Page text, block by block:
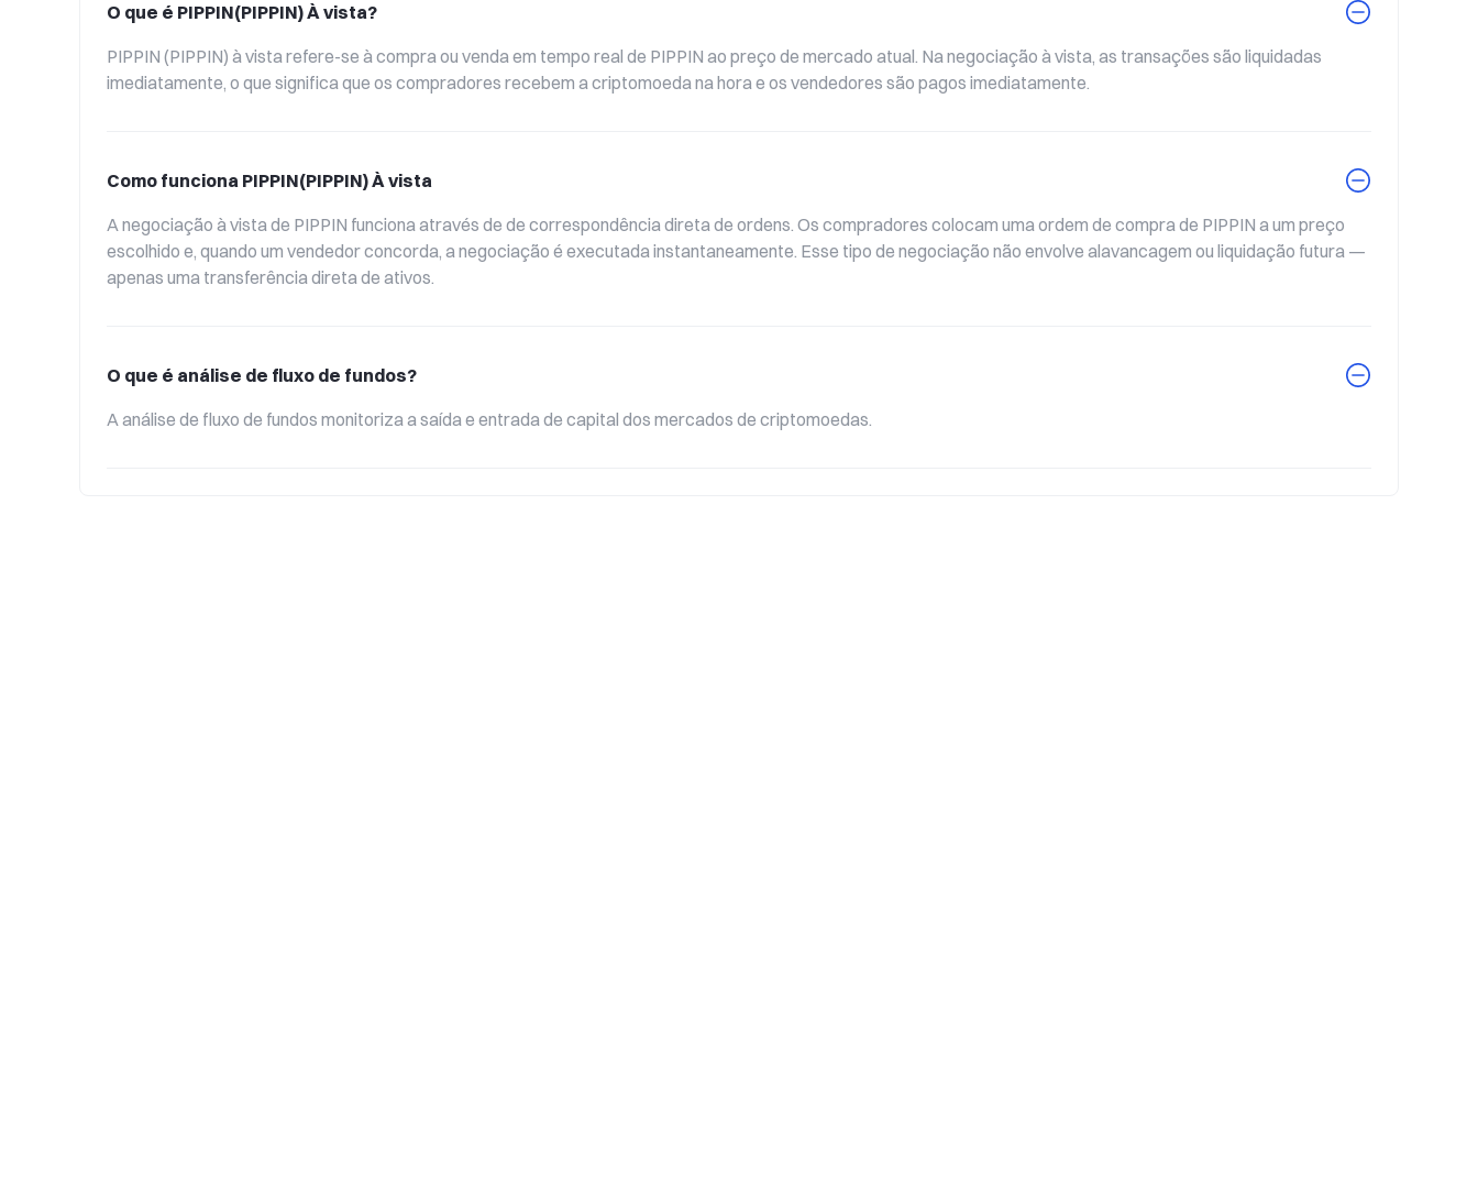
O que é PIPPIN(PIPPIN) À vista?
PIPPIN (PIPPIN) à vista refere-se à compra ou venda em tempo real de PIPPIN ao preço de mercado atual. Na negociação à vista, as transações são liquidadas
imediatamente, o que significa que os compradores recebem a criptomoeda na hora e os vendedores são pagos imediatamente.
Como funciona PIPPIN(PIPPIN) À vista
A negociação à vista de PIPPIN funciona através de de correspondência direta de ordens. Os compradores colocam uma ordem de compra de PIPPIN a um preço
escolhido e, quando um vendedor concorda, a negociação é executada instantaneamente. Esse tipo de negociação não envolve alavancagem ou liquidação futura —
apenas uma transferência direta de ativos.
O que é análise de fluxo de fundos?
A análise de fluxo de fundos monitoriza a saída e entrada de capital dos mercados de criptomoedas.